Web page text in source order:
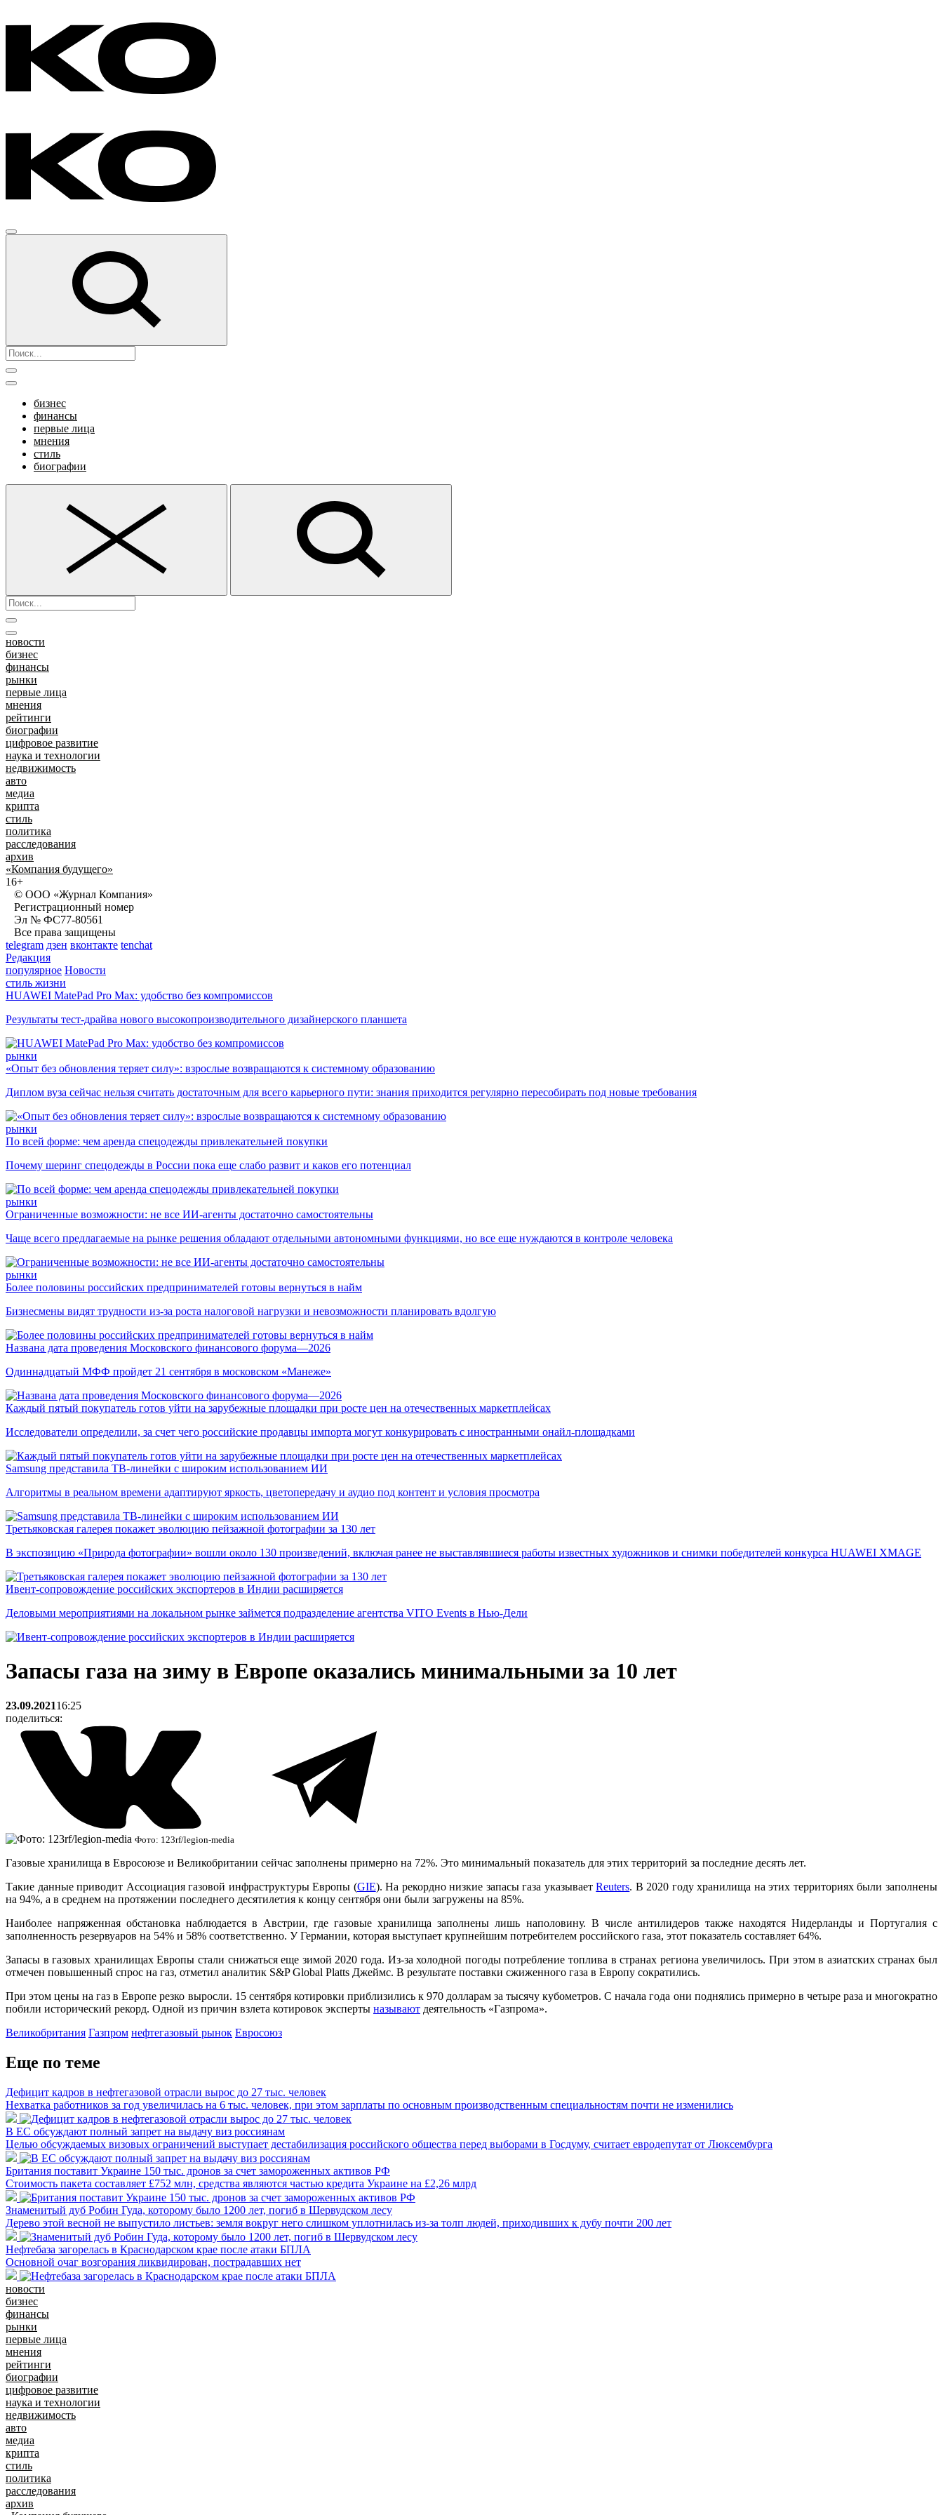
бизнес
финансы
первые лица
мнения
стиль
биографии
новости
бизнес
финансы
рынки
первые лица
мнения
рейтинги
биографии
цифровое развитие
наука и технологии
недвижимость
авто
медиа
крипта
стиль
политика
расследования
архив
«Компания будущего»
16+
© ООО «Журнал Компания»
Регистрационный номер
Эл № ФС77-80561
Все права защищены
telegram дзен вконтакте tenchat
Редакция
популярное Новости
стиль жизни
HUAWEI MatePad Pro Max: удобство без компромиссов
Результаты тест-драйва нового высокопроизводительного дизайнерского планшета
рынки
«Опыт без обновления теряет силу»: взрослые возвращаются к системному образованию
Диплом вуза сейчас нельзя считать достаточным для всего карьерного пути: знания приходится регулярно пересобирать под новые требования
рынки
По всей форме: чем аренда спецодежды привлекательней покупки
Почему шеринг спецодежды в России пока еще слабо развит и каков его потенциал
рынки
Ограниченные возможности: не все ИИ-агенты достаточно самостоятельны
Чаще всего предлагаемые на рынке решения обладают отдельными автономными функциями, но все еще нуждаются в контроле человека
рынки
Более половины российских предпринимателей готовы вернуться в найм
Бизнесмены видят трудности из-за роста налоговой нагрузки и невозможности планировать вдолгую
Названа дата проведения Московского финансового форума—2026
Одиннадцатый МФФ пройдет 21 сентября в московском «Манеже»
Каждый пятый покупатель готов уйти на зарубежные площадки при росте цен на отечественных маркетплейсах
Исследователи определили, за счет чего российские продавцы импорта могут конкурировать с иностранными онайл-площадками
Samsung представила ТВ-линейки с широким использованием ИИ
Алгоритмы в реальном времени адаптируют яркость, цветопередачу и аудио под контент и условия просмотра
Третьяковская галерея покажет эволюцию пейзажной фотографии за 130 лет
В экспозицию «Природа фотографии» вошли около 130 произведений, включая ранее не выставлявшиеся работы известных художников и снимки победителей конкурса HUAWEI XMAGE
Ивент-сопровождение российских экспортеров в Индии расширяется
Деловыми мероприятиями на локальном рынке займется подразделение агентства VITO Events в Нью-Дели
Запасы газа на зиму в Европе оказались минимальными за 10 лет
23.09.202116:25
поделиться:
Фото: 123rf/legion-media
Газовые хранилища в Евросоюзе и Великобритании сейчас заполнены примерно на 72%. Это минимальный показатель для этих территорий за последние десять лет.
Такие данные приводит Ассоциация газовой инфраструктуры Европы (GIE). На рекордно низкие запасы газа указываетReuters. В 2020 году хранилища на этих территориях были заполнены
на 94%, а в среднем на протяжении последнего десятилетия к концу сентября они были загружены на 85%.
Наиболее напряженная обстановка наблюдается в Австрии, где газовые хранилища заполнены лишь наполовину. В числе антилидеров также находятся Нидерланды и Португалия с
заполненность резервуаров на 54% и 58% соответственно. У Германии, которая выступает крупнейшим потребителем российского газа, этот показатель составляет 64%.
Запасы в газовых хранилищах Европы стали снижаться еще зимой 2020 года. Из-за холодной погоды потребление топлива в странах региона увеличилось. При этом в азиатских странах был
отмечен повышенный спрос на газ, отметил аналитик S&P Global Platts Джеймс. В результате поставки сжиженного газа в Европу сократились.
При этом цены на газ в Европе резко выросли. 15 сентября котировки приблизились к 970 долларам за тысячу кубометров. С начала года они поднялись примерно в четыре раза и многократно
побили исторический рекорд. Одной из причин взлета котировок эксперты называют деятельность «Газпрома».
Великобритания Газпром нефтегазовый рынок Евросоюз
Еще по теме
Дефицит кадров в нефтегазовой отрасли вырос до 27 тыс. человек
Нехватка работников за год увеличилась на 6 тыс. человек, при этом зарплаты по основным производственным специальностям почти не изменились
В ЕС обсуждают полный запрет на выдачу виз россиянам
Целью обсуждаемых визовых ограничений выступает дестабилизация российского общества перед выборами в Госдуму, считает евродепутат от Люксембурга
Британия поставит Украине 150 тыс. дронов за счет замороженных активов РФ
Стоимость пакета составляет £752 млн, средства являются частью кредита Украине на £2,26 млрд
Знаменитый дуб Робин Гуда, которому было 1200 лет, погиб в Шервудском лесу
Дерево этой весной не выпустило листьев: земля вокруг него слишком уплотнилась из-за толп людей, приходивших к дубу почти 200 лет
Нефтебаза загорелась в Краснодарском крае после атаки БПЛА
Основной очаг возгорания ликвидирован, пострадавших нет
новости
бизнес
финансы
рынки
первые лица
мнения
рейтинги
биографии
цифровое развитие
наука и технологии
недвижимость
авто
медиа
крипта
стиль
политика
расследования
архив